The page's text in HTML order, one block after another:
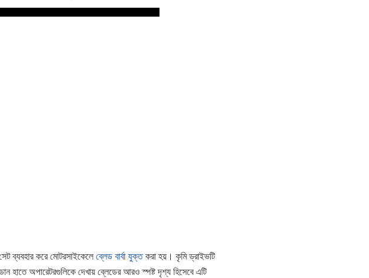
ব্যবহার করে মোটরসাইকেলে ব্লেড বার্বা যুক্তকরা হয়। কৃমি ড্রাইভটি
হাতে অপারেটরগুলিকে দেখায় ব্লেডের আরও স্পষ্ট দৃশ্য হিসেবে এটি